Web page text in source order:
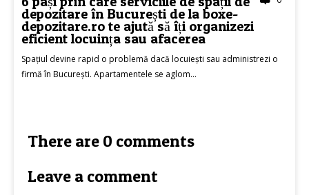
depozitare în București de la boxe-
depozitare.ro te ajută să îți organizezi
eficient locuința sau afacerea
Spațiul devine rapid o problemă dacă locuiești sau administrezi o
firmă în București. Apartamentele se aglom...
There are 0 comments
Leave a comment